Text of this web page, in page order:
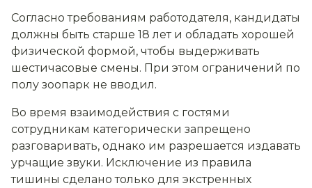
Согласно требованиям работодателя, кандидаты
должны быть старше 18 лет и обладать хорошей
физической формой, чтобы выдерживать
шестичасовые смены. При этом ограничений по
полу зоопарк не вводил.
Во время взаимодействия с гостями
сотрудникам категорически запрещено
разговаривать, однако им разрешается издавать
урчащие звуки. Исключение из правила
тишины сделано только для экстренных